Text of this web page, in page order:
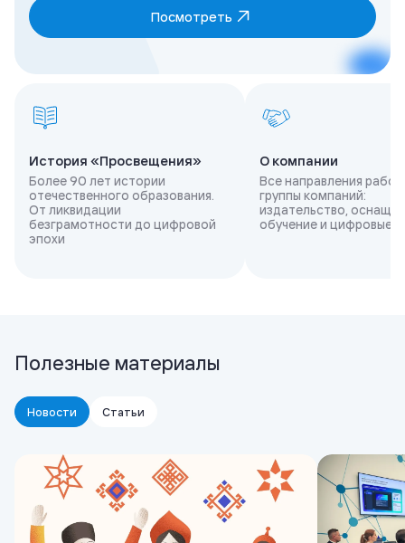
Посмотреть
История «Просвещения»
Более 90 лет истории
отечественного образования.
От ликвидации
безграмотности до цифровой
эпохи
О компании
Все направления
группы компаний:
издательство,
обучение и цифровые
Полезные материалы
Новости Статьи